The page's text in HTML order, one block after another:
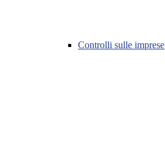
Controlli sulle imprese